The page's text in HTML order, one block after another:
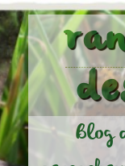
Aller
au
contenu
principal
Blog